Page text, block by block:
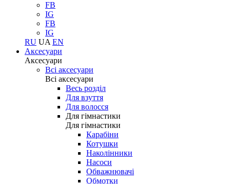
FB
IG
FB
IG
RU UA EN
Аксесуари
Аксесуари
Всі аксесуари
Всі аксесуари
Весь розділ
Для взуття
Для волосся
Для гімнастики
Для гімнастики
Карабіни
Котушки
Наколінники
Насоси
Обважнювачі
Обмотки